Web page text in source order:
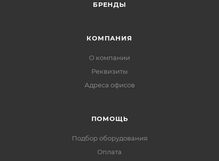
БРЕНДЫ
КОМПАНИЯ
О компании
Реквизиты
Адреса офисов
ПОМОЩЬ
Подбор оборудования
Оплата